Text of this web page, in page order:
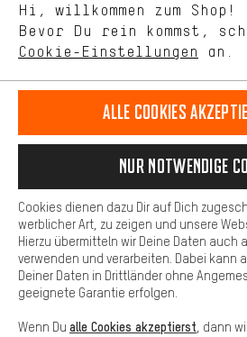
Terminbuchung
Kontaktformular
Unsere Datenschutzerklärung
Sprache"
Deutsch
DE english
EN
VERTRAG WIDERRUFEN Aachener
Impressum Datenschutz
Hi, willkommen zum Shop!
Bevor Du rein kommst,
Cookie-Einstellungen an.
selbst Einfluss auf die Verbesserung
unseres Shop-Angebots.
Dein Shopping-Erlebnis wird
stellen wir Verknüpfungen zu Social
können wir dir weitere nützliche
Verfügung stellen. Zudem hast du
Services zu nutzen, die es dir
finden. Beispielsweise bieten wir
Fragen schnell und unkompliziert
Basis
Basis-Cookies gewährleisten, dass
grundsätzlich nutzen kannst.
Alle Cookies
Nur Notwendige
Cookies dienen dazu Dir auf Dich
werblicher Art, zu zeigen und unsere
Hierzu übermitteln wir Deine Daten auch
verwenden und verarbeiten. Dabei kann
Deiner Daten in Drittländer ohne
geeignete Garantie erfolgen.
Wenn Du alle Cookies akzeptierst , dann